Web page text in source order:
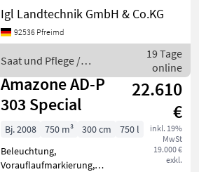
Spuranreisser Reihen- /
Körperabstand: 12, 5 cm,
Beladestufe, Exaktstriegel,
Einscheibenschare, Striegel
________
Igl Landtechnik GmbH & Co.KG
92536 Pfreimd
Saat und Pflege /
Amazone
19 Tage
online
Amazone AD-P
303 Special
22.610
€
inkl. 19%
MwSt
19.000 €
exkl.
Bj. 2008 750 m³ 300 cm
750 l
Beleuchtung,
Vorauflaufmarkierung,